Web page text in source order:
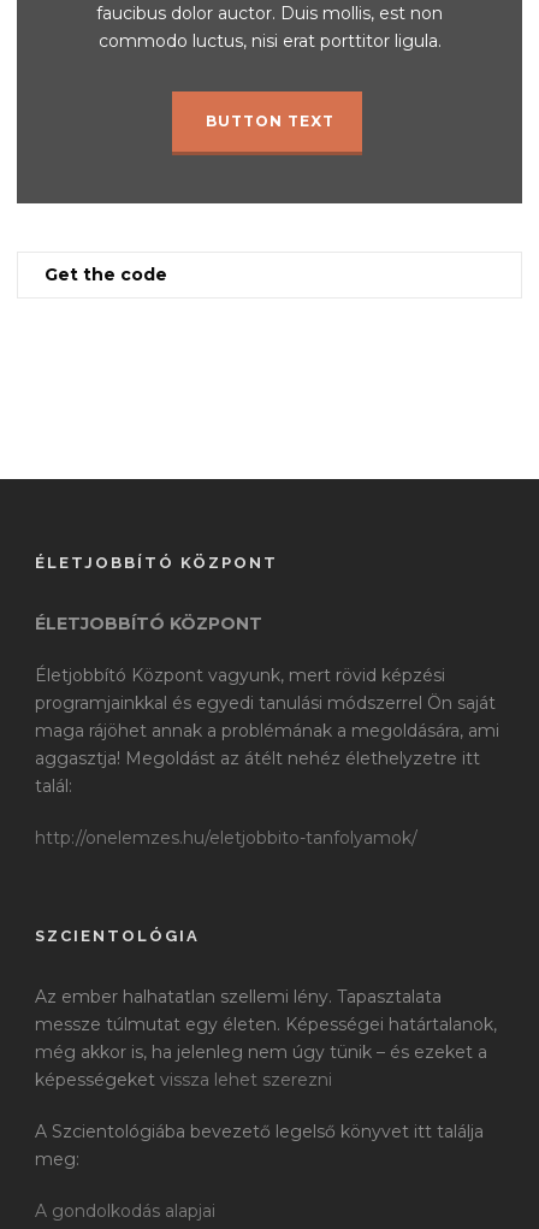
faucibus dolor auctor. Duis mollis, est non
commodo luctus, nisi erat porttitor ligula.
BUTTON TEXT
Get the code
ÉLETJOBBÍTÓ KÖZPONT
ÉLETJOBBÍTÓ KÖZPONT
Életjobbító Központ vagyunk, mert rövid képzési
programjainkkal és egyedi tanulási módszerrel Ön saját
maga rájöhet annak a problémának a megoldására, ami
aggasztja! Megoldást az átélt nehéz élethelyzetre itt
talál:
http://onelemzes.hu/eletjobbito-tanfolyamok/
SZCIENTOLÓGIA
Az ember halhatatlan szellemi lény. Tapasztalata
messze túlmutat egy életen. Képességei határtalanok,
még akkor is, ha jelenleg nem úgy tünik – és ezeket a
képességeket vissza lehet szerezni
A Szcientológiába bevezető legelső könyvet itt találja
meg:
A gondolkodás alapjai